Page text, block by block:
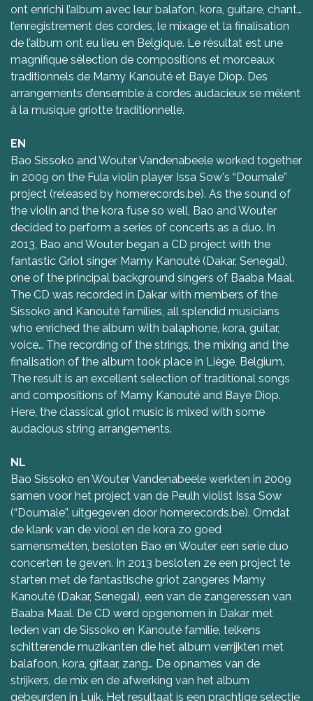
ont enrichi l’album avec leur balafon, kora, guitare, chant…
l’enregistrement des cordes, le mixage et la finalisation
de l’album ont eu lieu en Belgique. Le résultat est une
magnifique sélection de compositions et morceaux
traditionnels de Mamy Kanouté et Baye Diop. Des
arrangements d’ensemble à cordes audacieux se mêlent
à la musique griotte traditionnelle.
EN
Bao Sissoko and Wouter Vandenabeele worked together
in 2009 on the Fula violin player Issa Sow's “Doumale”
project (released by homerecords.be). As the sound of
the violin and the kora fuse so well, Bao and Wouter
decided to perform a series of concerts as a duo. In
2013, Bao and Wouter began a CD project with the
fantastic Griot singer Mamy Kanouté (Dakar, Senegal),
one of the principal background singers of Baaba Maal.
The CD was recorded in Dakar with members of the
Sissoko and Kanouté families, all splendid musicians
who enriched the album with balaphone, kora, guitar,
voice… The recording of the strings, the mixing and the
finalisation of the album took place in Liège, Belgium.
The result is an excellent selection of traditional songs
and compositions of Mamy Kanouté and Baye Diop.
Here, the classical griot music is mixed with some
audacious string arrangements.
NL
Bao Sissoko en Wouter Vandenabeele werkten in 2009
samen voor het project van de Peulh violist Issa Sow
(“Doumale”, uitgegeven door homerecords.be). Omdat
de klank van de viool en de kora zo goed
samensmelten, besloten Bao en Wouter een serie duo
concerten te geven. In 2013 besloten ze een project te
starten met de fantastische griot zangeres Mamy
Kanouté (Dakar, Senegal), een van de zangeressen van
Baaba Maal. De CD werd opgenomen in Dakar met
leden van de Sissoko en Kanouté familie, telkens
schitterende muzikanten die het album verrijkten met
balafoon, kora, gitaar, zang… De opnames van de
strijkers, de mix en de afwerking van het album
gebeurden in Luik. Het resultaat is een prachtige selectie